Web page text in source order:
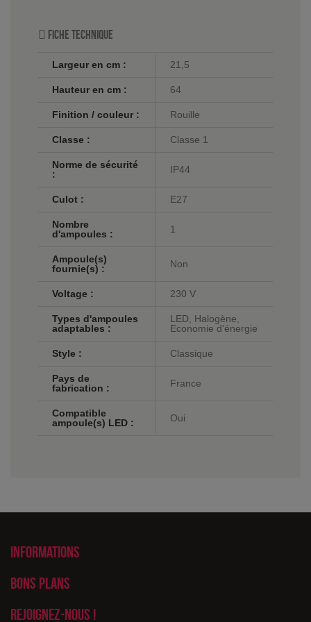
Fiche technique
Largeur en cm : 21,5
Hauteur en cm : 64
Finition / couleur : Rouille
Classe : Classe 1
Norme de sécurité
:
IP44
Culot : E27
Nombre
d'ampoules :
1
Ampoule(s)
fournie(s) :
Non
Voltage : 230 V
Types d'ampoules
adaptables :
LED, Halogène,
Economie d'énergie
Style : Classique
Pays de
fabrication :
France
Compatible
ampoule(s) LED :
Oui
Informations
Bons plans
Rejoignez-nous !